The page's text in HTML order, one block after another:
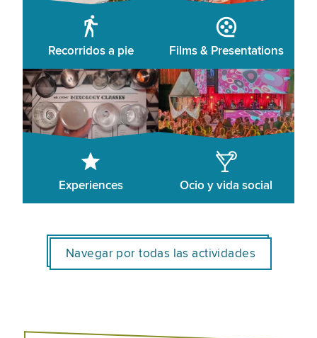
Recorridos a pie Films & Presentations
Experiences Ocio y vida social
Navegar por todas las actividades